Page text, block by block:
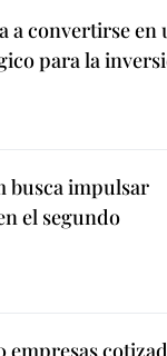
a convertirse en
para la
busca impulsar
el segundo
empresas